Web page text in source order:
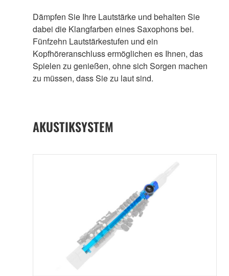
Dämpfen Sie Ihre Lautstärke und behalten Sie
dabei die Klangfarben eines Saxophons bei.
Fünfzehn Lautstärkestufen und ein
Kopfhöreranschluss ermöglichen es Ihnen, das
Spielen zu genießen, ohne sich Sorgen machen
zu müssen, dass Sie zu laut sind.
AKUSTIKSYSTEM